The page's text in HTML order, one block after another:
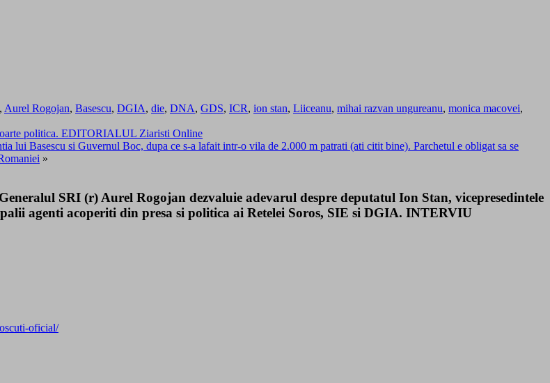
, Aurel Rogojan, Basescu, DGIA, die, DNA, GDS, ICR, ion stan, Liiceanu, mihai razvan ungureanu, monica macovei,
politica. EDITORIALUL Ziaristi Online
lui Basescu si Guvernul Boc, dupa ce s-a lafait intr-o vila de 2.000 m patrati (ati citit bine). Parchetul e obligat sa se
»
SRI (r) Aurel Rogojan dezvaluie adevarul despre deputatul Ion Stan, vicepresedintele
agenti acoperiti din presa si politica ai Retelei Soros, SIE si DGIA. INTERVIU
oficial/